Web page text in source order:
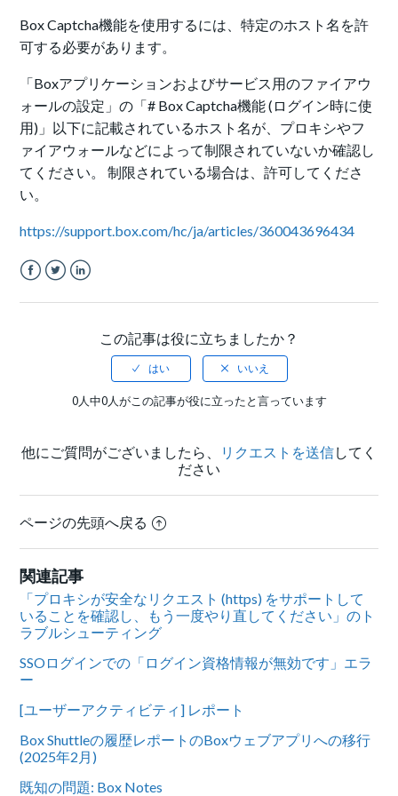
Box Captcha機能を使用するには、特定のホスト名を許
可する必要があります。
「Boxアプリケーションおよびサービス用のファイアウ
ォールの設定」の「# Box Captcha機能 (ログイン時に使
用)」以下に記載されているホスト名が、プロキシやフ
ァイアウォールなどによって制限されていないか確認し
てください。 制限されている場合は、許可してくださ
い。
https://support.box.com/hc/ja/articles/360043696434
この記事は役に立ちましたか？
0人中0人がこの記事が役に立ったと言っています
他にご質問がございましたら、 リクエストを送信してく
ださい
ページの先頭へ戻る
関連記事
「プロキシが安全なリクエスト (https) をサポートして
いることを確認し、もう一度やり直してください」のト
ラブルシューティング
SSOログインでの「ログイン資格情報が無効です」エラ
ー
[ユーザーアクティビティ] レポート
Box Shuttleの履歴レポートのBoxウェブアプリへの移行
(2025年2月)
既知の問題: Box Notes